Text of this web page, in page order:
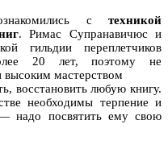
с техникой
. Римас Супранавичюс и
гильдии переплетчиков
20 лет, поэтому не
высоким мастерством
восстановить любую книгу.
необходимы терпение и
— надо посвятить ему свою